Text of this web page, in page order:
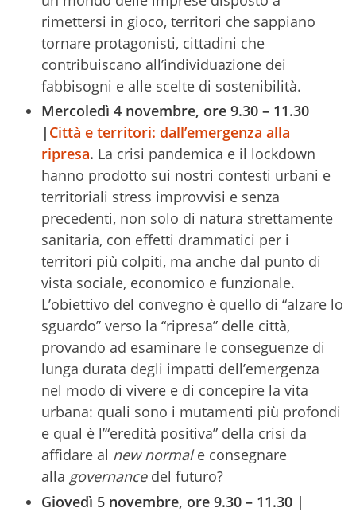
rimettersi in gioco, territori che sappiano
tornare protagonisti, cittadini che
contribuiscano all’individuazione dei
fabbisogni e alle scelte di sostenibilità.
Mercoledì 4 novembre, ore 9.30 – 11.30
| Città e territori: dall’emergenza alla
ripresa. La crisi pandemica e il lockdown
hanno prodotto sui nostri contesti urbani e
territoriali stress improvvisi e senza
precedenti, non solo di natura strettamente
sanitaria, con effetti drammatici per i
territori più colpiti, ma anche dal punto di
vista sociale, economico e funzionale.
L’obiettivo del convegno è quello di “alzare lo
sguardo” verso la “ripresa” delle città,
provando ad esaminare le conseguenze di
lunga durata degli impatti dell’emergenza
nel modo di vivere e di concepire la vita
urbana: quali sono i mutamenti più profondi
e qual è l’“eredità positiva” della crisi da
affidare al new normale consegnare
alla governancedel futuro?
Giovedì 5 novembre, ore 9.30 – 11.30 |